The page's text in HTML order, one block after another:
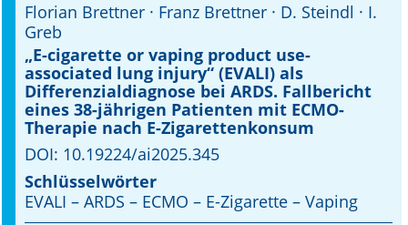
Aktuelle Ausgabe
Leitlinien
Archiv
Supplements
Supplements OrphanAnesthesia
Online First
Florian Brettner · Franz Brettner · D. Steindl · I.
Greb
„E-cigarette or vaping product use-
associated lung injury“ (EVALI) als
Differenzialdiagnose bei ARDS. Fallbericht
eines 38-jährigen Patienten mit ECMO-
Therapie nach E-Zigarettenkonsum
DOI: 10.19224/ai2025.345
Schlüsselwörter
EVALI – ARDS – ECMO – E-Zigarette – Vaping